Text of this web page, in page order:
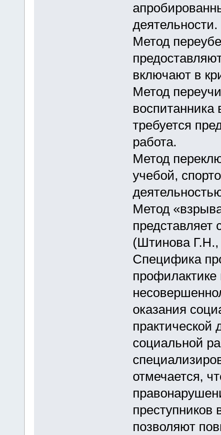
деятельности.
Метод
включают в
Метод
требуется
работа.
Метод
учебой,
Метод
представляет
(Штинова Г.Н.,
Специфика
оказания
практической
социальной
отмечается,
преступников
позволяют